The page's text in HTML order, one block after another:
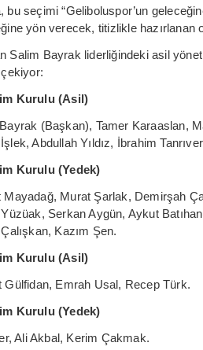
bu seçimi “Geliboluspor’un
yön verecek, titizlikle hazırlanan
Salim Bayrak liderliğindeki asil
Kurulu (Asil)
(Başkan), Tamer Karaaslan,
Abdullah Yıldız, İbrahim
Kurulu (Yedek)
Mayadağ, Murat Şarlak, Demirşah
Serkan Aygün, Aykut
Kazım Şen.
Kurulu (Asil)
Gülfidan, Emrah Usal, Recep Türk.
Kurulu (Yedek)
Ali Akbal, Kerim Çakmak.